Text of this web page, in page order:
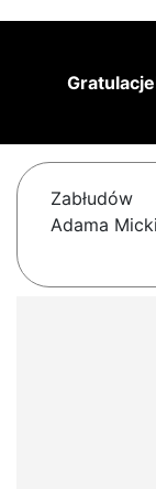
Zabłudów
Adama